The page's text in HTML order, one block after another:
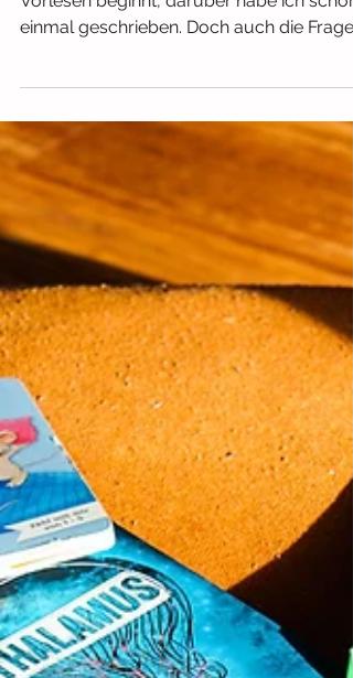
Wie und wann man am Besten mit dem
Vorlesen beginnt, darüber habe ich schon